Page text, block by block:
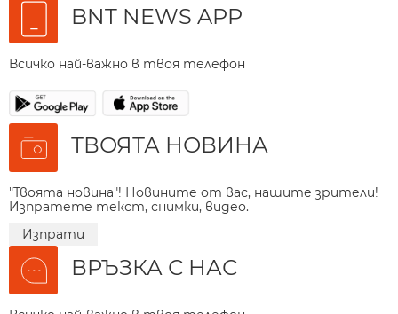
BNT NEWS APP
Всичко най-важно в твоя телефон
ТВОЯТА НОВИНА
"Твоята новина"! Новините от вас, нашите зрители!
Изпратете текст, снимки, видео.
Изпрати
ВРЪЗКА С НАС